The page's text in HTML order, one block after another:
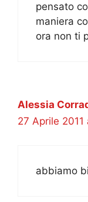
pensato
maniera
ora non ti
Alessia
27 Aprile 2011
abbiamo